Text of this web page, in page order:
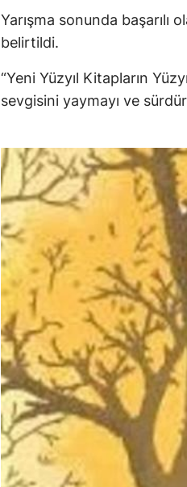
Yarışma sonunda
belirtildi.
“Yeni Yüzyıl Kitapların
sevgisini yaymayı ve